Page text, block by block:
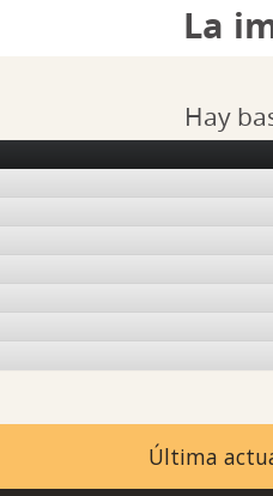
La
Hay
Última